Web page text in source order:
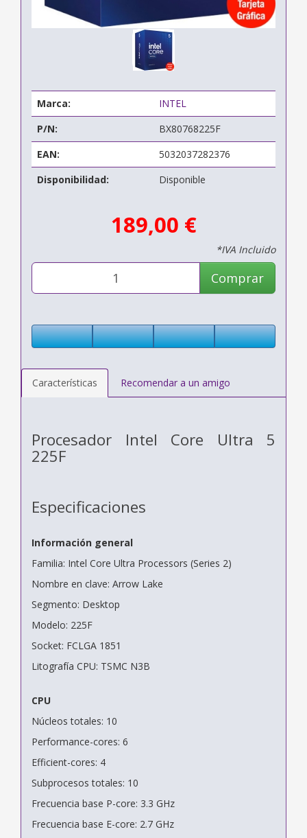
Marca:
INTEL
P/N:
BX80768225F
EAN:
5032037282376
Disponibilidad:
Disponible
189,00 €
*IVA Incluido
Comprar
Características Recomendar a un amigo
Procesador Intel Core Ultra 5
225F
Especificaciones
Información general
Familia: Intel Core Ultra Processors (Series 2)
Nombre en clave: Arrow Lake
Segmento: Desktop
Modelo: 225F
Socket: FCLGA 1851
Litografía CPU: TSMC N3B
CPU
Núcleos totales: 10
Performance-cores: 6
Efficient-cores: 4
Subprocesos totales: 10
Frecuencia base P-core: 3.3 GHz
Frecuencia base E-core: 2.7 GHz